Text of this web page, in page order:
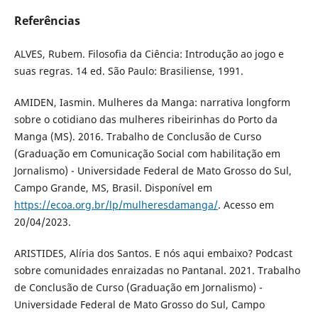
Referências
ALVES, Rubem. Filosofia da Ciência: Introdução ao jogo e
suas regras. 14 ed. São Paulo: Brasiliense, 1991.
AMIDEN, Iasmin. Mulheres da Manga: narrativa longform
sobre o cotidiano das mulheres ribeirinhas do Porto da
Manga (MS). 2016. Trabalho de Conclusão de Curso
(Graduação em Comunicação Social com habilitação em
Jornalismo) - Universidade Federal de Mato Grosso do Sul,
Campo Grande, MS, Brasil. Disponível em
https://ecoa.org.br/lp/mulheresdamanga/. Acesso em
20/04/2023.
ARISTIDES, Alíria dos Santos. E nós aqui embaixo? Podcast
sobre comunidades enraizadas no Pantanal. 2021. Trabalho
de Conclusão de Curso (Graduação em Jornalismo) -
Universidade Federal de Mato Grosso do Sul, Campo